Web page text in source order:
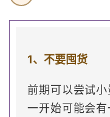
1、不要囤货
前期可以尝试小
一开始可能会